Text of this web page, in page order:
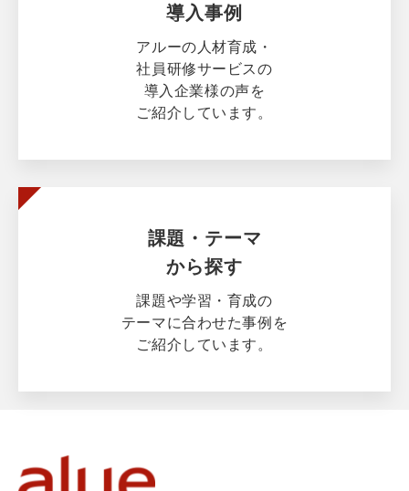
導入事例
アルーの人材育成・
社員研修サービスの
導入企業様の声を
ご紹介しています。
課題・テーマ
から探す
課題や学習・育成の
テーマに合わせた事例を
ご紹介しています。